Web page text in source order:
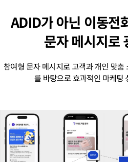
ADID가 아닌 이동전
문자 메시지로
참여형 문자 메시지로 고객과 개인 맞
를 바탕으로 효과적인 마케팅